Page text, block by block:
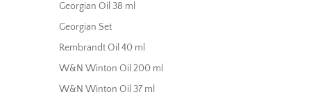
Georgian Oil 38 ml
Georgian Set
Rembrandt Oil 40 ml
W&N Winton Oil 200 ml
W&N Winton Oil 37 ml